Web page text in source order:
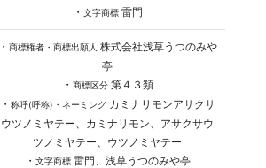
・ 文字商標雷門
・ 商標権者・商標出願人 株式会社浅草うつのみや
亭
・ 商標区分第４３類
・ 称呼(呼称)・ネーミングカミナリモンアサクサ
ウツノミヤテー、カミナリモン、アサクサウ
ツノミヤテー、ウツノミヤテー
・ 文字商標雷門、浅草うつのみや亭